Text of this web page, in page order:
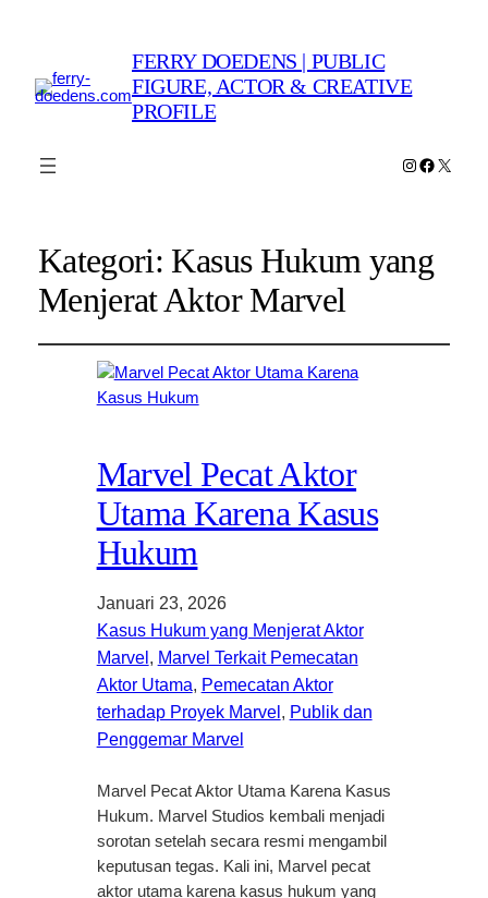
FERRY DOEDENS | PUBLIC
FIGURE, ACTOR & CREATIVE
PROFILE
Instagram
X
Kategori: Kasus Hukum yang
Menjerat Aktor Marvel
Marvel Pecat Aktor
Utama Karena Kasus
Hukum
Januari 23, 2026
Kasus Hukum yang Menjerat Aktor
Marvel , Marvel Terkait Pemecatan
Aktor Utama, Pemecatan Aktor
terhadap Proyek Marvel , Publik dan
Penggemar Marvel
Marvel Pecat Aktor Utama Karena Kasus
Hukum. Marvel Studios kembali menjadi
sorotan setelah secara resmi mengambil
keputusan tegas. Kali ini, Marvel pecat
aktor utama karena kasus hukum yang